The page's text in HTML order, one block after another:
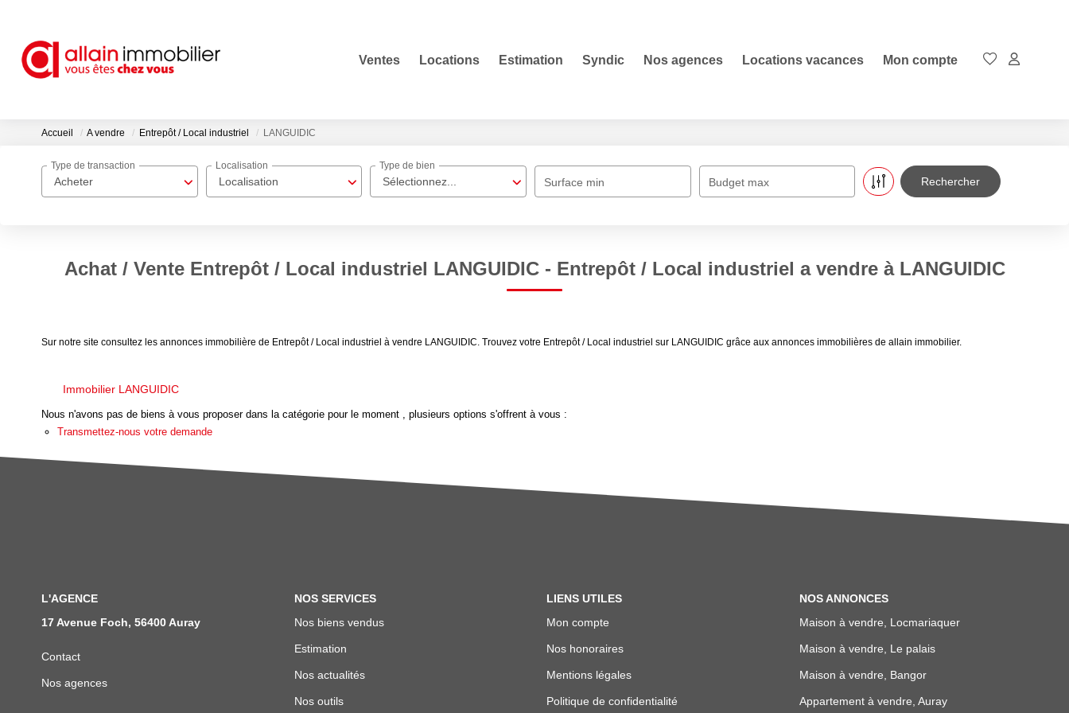
Ventes Locations Estimation Syndic Nos agences Locations vacances Mon compte
Accueil A vendre Entrepôt / Local industriel LANGUIDIC
Acheter
Type de transaction
Localisation
Localisation
Sélectionnez...
Type de bien
Surface min Budget max
Achat / Vente Entrepôt / Local industriel LANGUIDIC - Entrepôt / Local industriel a vendre à LANGUIDIC
Sur notre site consultez les annonces immobilière de Entrepôt / Local industriel à vendre LANGUIDIC. Trouvez votre Entrepôt / Local industriel sur LANGUIDIC grâce aux annonces immobilières de allain immobilier.
Immobilier LANGUIDIC
Nous n'avons pas de biens à vous proposer dans la catégorie pour le moment , plusieurs options s'offrent à vous :
Transmettez-nous votre demande
L'AGENCE
17 Avenue Foch, 56400 Auray
Contact
Nos agences
NOS SERVICES
Nos biens vendus
Estimation
Nos actualités
Nos outils
LIENS UTILES
Mon compte
Nos honoraires
Mentions légales
Politique de confidentialité
NOS ANNONCES
Maison à vendre, Locmariaquer
Maison à vendre, Le palais
Maison à vendre, Bangor
Appartement à vendre, Auray